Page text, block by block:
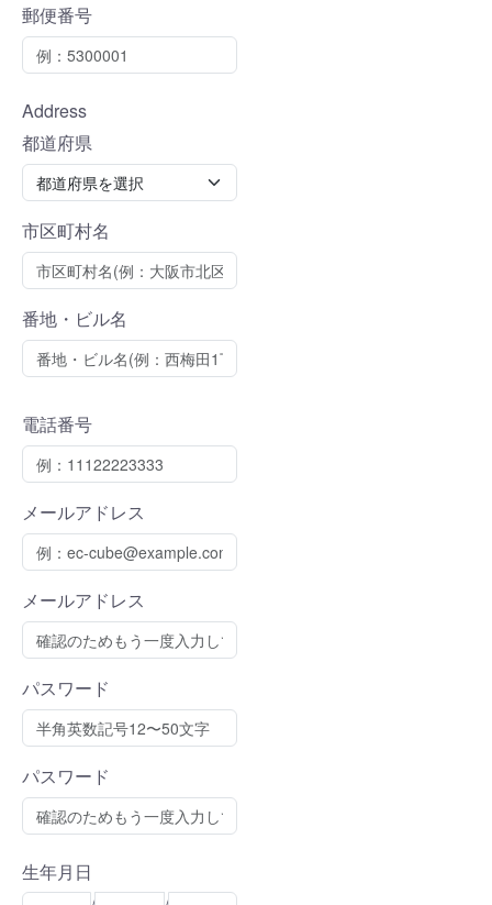
郵便番号
Address
都道府県
市区町村名
番地・ビル名
電話番号
メールアドレス
メールアドレス
パスワード
パスワード
生年月日